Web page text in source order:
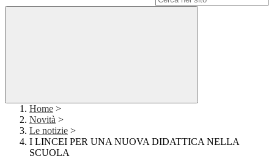
Home >
Novità >
Le notizie >
I LINCEI PER UNA NUOVA DIDATTICA NELLA
SCUOLA